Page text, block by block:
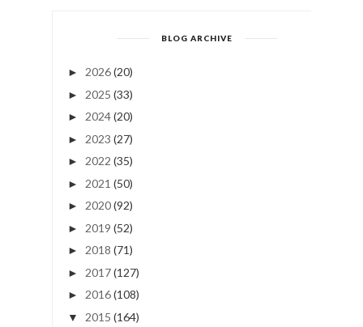
BLOG ARCHIVE
► 2026(20)
► 2025 (33)
► 2024(20)
► 2023 (27)
► 2022 (35)
► 2021 (50)
► 2020(92)
► 2019 (52)
► 2018 (71)
► 2017(127)
► 2016(108)
▼ 2015 (164)